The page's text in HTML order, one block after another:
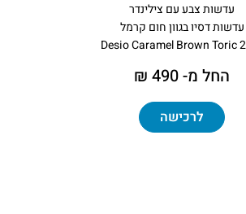
עדשות צבע עם צילינדר
עדשות דסיו בגוון חום קרמל
Desio Caramel Brown Toric
החל מ- 490 ₪
לרכישה